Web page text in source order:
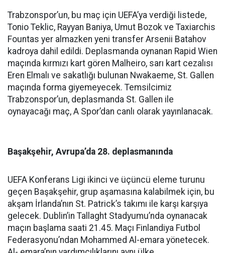
Trabzonspor’un, bu maç için UEFA’ya verdiği listede,
Tonio Teklic, Rayyan Baniya, Umut Bozok ve Taxiarchis
Fountas yer almazken yeni transfer Arsenii Batahov
kadroya dahil edildi. Deplasmanda oynanan Rapid Wien
maçında kırmızı kart gören Malheiro, sarı kart cezalısı
Eren Elmalı ve sakatlığı bulunan Nwakaeme, St. Gallen
maçında forma giyemeyecek. Temsilcimiz
Trabzonspor’un, deplasmanda St. Gallen ile
oynayacağı maç, A Spor’dan canlı olarak yayınlanacak.
Başakşehir, Avrupa’da 28. deplasmanında
UEFA Konferans Ligi ikinci ve üçüncü eleme turunu
geçen Başakşehir, grup aşamasına kalabilmek için, bu
akşam İrlanda’nın St. Patrick’s takımı ile karşı karşıya
gelecek. Dublin’in Tallaght Stadyumu’nda oynanacak
maçın başlama saati 21.45. Maçı Finlandiya Futbol
Federasyonu’ndan Mohammed Al-emara yönetecek.